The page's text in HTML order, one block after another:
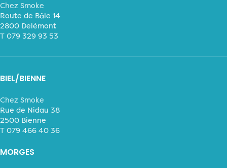
Chez Smoke
Route de Bâle 14
2800 Delémont
T 079 329 93 53
BIEL/BIENNE
Chez Smoke
Rue de Nidau 38
2500 Bienne
T 079 466 40 36
MORGES